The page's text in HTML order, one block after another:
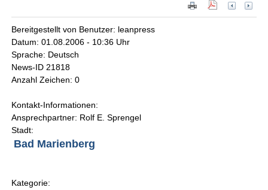
Bereitgestellt von Benutzer: leanpress
Datum: 01.08.2006 - 10:36 Uhr
Sprache: Deutsch
News-ID 21818
Anzahl Zeichen: 0
Kontakt-Informationen:
Ansprechpartner: Rolf E. Sprengel
Stadt:
Bad Marienberg
Kategorie: